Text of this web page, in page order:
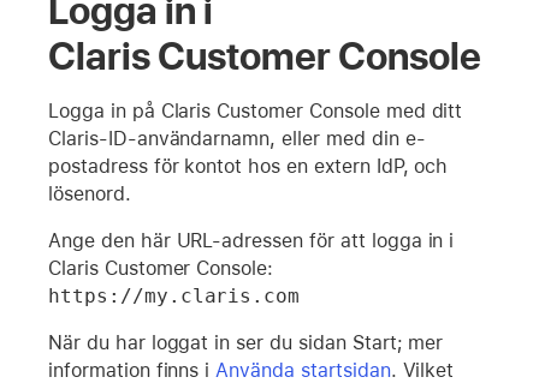
Logga in i
Claris Customer Console
Logga in på Claris Customer Console med ditt
Claris-ID-användarnamn, eller med din e-
postadress för kontot hos en extern IdP, och
lösenord.
Ange den här URL-adressen för att logga in i
Claris Customer Console:
https://my.claris.com
När du har loggat in ser du sidan Start; mer
information finns iAnvända startsidan. Vilket